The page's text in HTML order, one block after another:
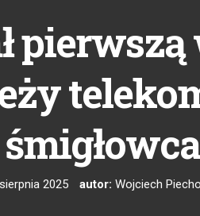
2025 autor: Wojciech